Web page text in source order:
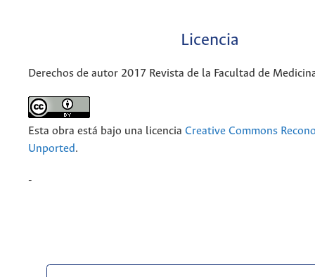
Licencia
Derechos de autor 2017 Revista de la Facultad de
Esta obra está bajo una licencia Creative Commons
Unported.
-